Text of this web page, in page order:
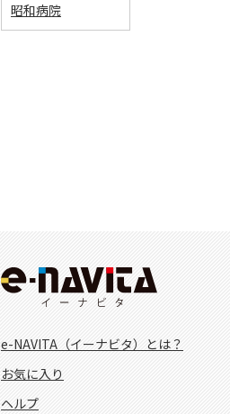
昭和病院
e-NAVITA（イーナビタ）とは？
お気に入り
ヘルプ